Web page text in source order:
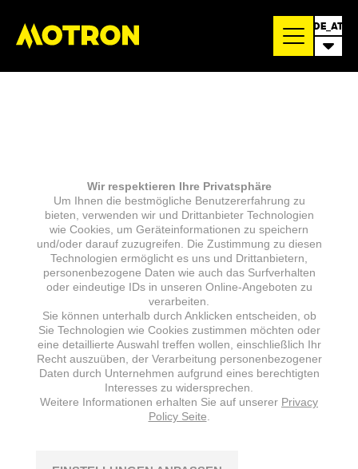
DE_AT
Wir respektieren Ihre Privatsphäre
Um Ihnen die bestmögliche Benutzererfahrung zu
bieten, verwenden wir und Drittanbieter Technologien
wie Cookies, um Geräteinformationen zu speichern
und/oder darauf zuzugreifen. Die Zustimmung zu diesen
Technologien ermöglicht es uns und Drittanbietern,
personenbezogene Daten wie auch das Surfverhalten
oder eindeutige IDs in unseren Online-Angeboten zu
verarbeiten.
Sie können unterhalb durch Anklicken entscheiden, ob
Sie Technologien wie Cookies zustimmen möchten oder
eine detaillierte Auswahl treffen wollen, einschließlich Ihr
Recht auszuüben, der Verarbeitung personenbezogener
Daten durch Unternehmen aufgrund eines berechtigten
Interesses zu widersprechen.
Weitere Informationen erhalten Sie auf unserer Privacy
Policy Seite